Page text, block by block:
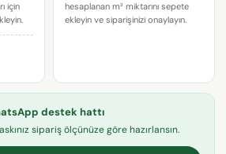
için
hesaplanan m² miktarını sepete
ekleyin ve siparişinizi onaylayın.
destek hattı
sipariş ölçünüze göre hazırlansın.